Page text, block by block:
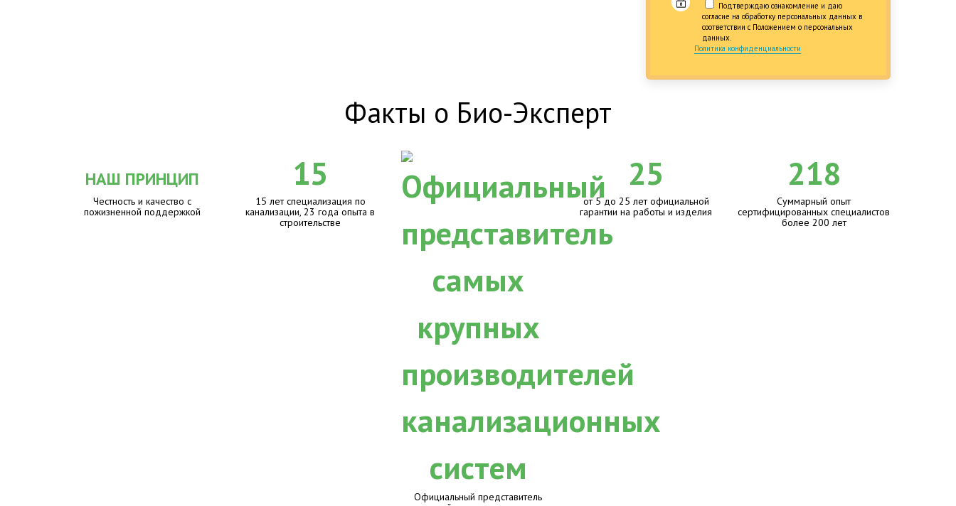
Подтверждаю ознакомление и даю
согласие на обработку персональных данных в
соответствии с Положением о персональных
данных.
Политика конфиденциальности
Факты о Био-Эксперт
НАШ ПРИНЦИП
Честность и качество с
пожизненной поддержкой
15
15 лет специализация по
канализации, 23 года опыта в
строительстве
Официальный представитель
25
от 5 до 25 лет официальной
гарантии на работы и изделия
218
Суммарный опыт
сертифицированных специалистов
более 200 лет